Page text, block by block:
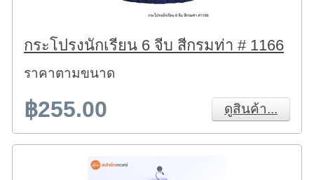
กระโปรงนักเรียน 6 จีบ สีกรมท่า # 1166
ราคาตามขนาด
฿255.00 ดูสินค้า...